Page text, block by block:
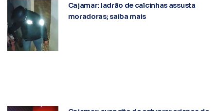
Cajamar: ladrão de calcinhas assusta
moradoras; saiba mais